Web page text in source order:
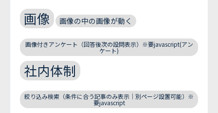
画像 画像の中の画像が動く
画像付きアンケート（回答後次の設問表示）※要javascript(アン
ケート)
社内体制
絞り込み検索（条件に合う記事のみ表示｜別ページ設置可能）※
要javascript